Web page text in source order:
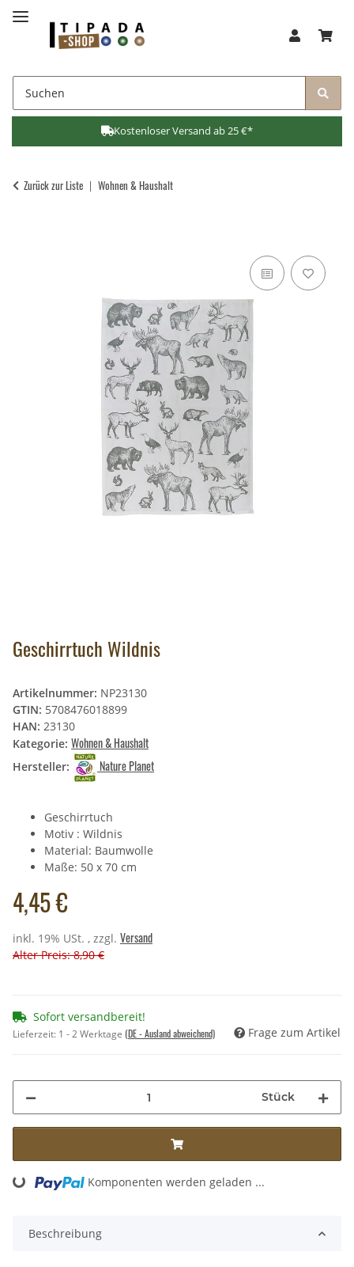
Kostenloser Versand ab 25 €*
Zurück zur Liste Wohnen & Haushalt
Geschirrtuch Wildnis
Artikelnummer: NP23130
GTIN: 5708476018899
HAN: 23130
Kategorie: Wohnen & Haushalt
Hersteller: Nature Planet
Geschirrtuch
Motiv : Wildnis
Material: Baumwolle
Maße: 50 x 70 cm
4,45 €
inkl. 19% USt. , zzgl. Versand
Alter Preis: 8,90 €
Sofort versandbereit!
Lieferzeit: 1 - 2 Werktage (DE - Ausland abweichend) Frage zum Artikel
Stück
Komponenten werden geladen ...
Beschreibung